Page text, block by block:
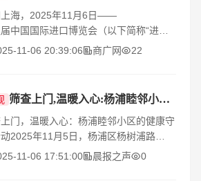
上海，2025年11月6日——
中国国际进口博览会（以下简称“进博
于2025年11月5日在国家会展中心（上
集
11-06 20:39:06 商广网 22
筛查上门,温暖入心:杨浦睦邻小区的健康守护行动
门，温暖入心：杨浦睦邻小区的健康守
2025年11月5日，杨浦区杨树浦路
弄睦邻小区内暖意融融，一场“定海路第
11-06 17:51:00 晨报之声 0